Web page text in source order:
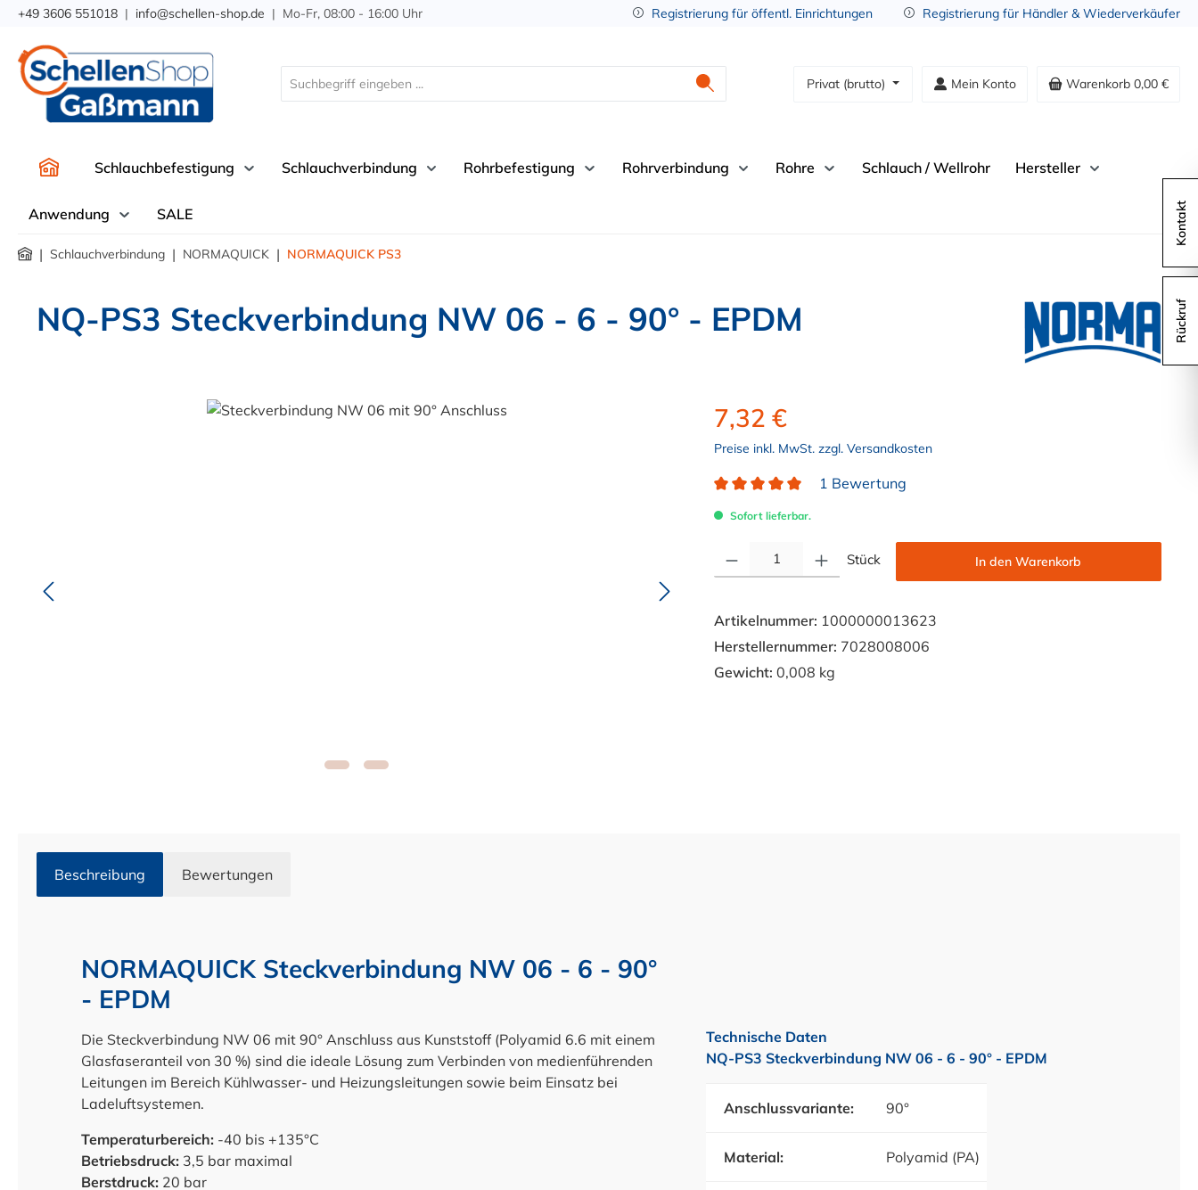
Zur Hauptnavigation springen
+49 3606 551018 | info@schellen-shop.de | Mo-Fr, 08:00 - 16:00 Uhr Registrierung für öffentl. Einrichtungen Registrierung für Händler & Wiederverkäufer
Privat (brutto) Mein Konto Warenkorb 0,00 €
Schlauchbefestigung Schlauchverbindung Rohrbefestigung Rohrverbindung Rohre Schlauch / Wellrohr Hersteller
Anwendung SALE
| Schlauchverbindung | NORMAQUICK | NORMAQUICK PS3
NQ-PS3 Steckverbindung NW 06 - 6 - 90° - EPDM
Bildergalerie überspringen 7,32 €
Preise inkl. MwSt. zzgl. Versandkosten
1 Bewertung
Sofort lieferbar.
Stück In den Warenkorb
Artikelnummer: 1000000013623
Herstellernummer: 7028008006
Gewicht: 0,008 kg
Beschreibung Bewertungen
NORMAQUICK Steckverbindung NW 06 - 6 - 90°
- EPDM
Die Steckverbindung NW 06 mit 90° Anschluss aus Kunststoff (Polyamid 6.6 mit einem
Glasfaseranteil von 30 %) sind die ideale Lösung zum Verbinden von medienführenden
Leitungen im Bereich Kühlwasser- und Heizungsleitungen sowie beim Einsatz bei
Ladeluftsystemen.
Temperaturbereich: -40 bis +135°C
Betriebsdruck: 3,5 bar maximal
Berstdruck: 20 bar
Technische Daten
NQ-PS3 Steckverbindung NW 06 - 6 - 90° - EPDM
Anschlussvariante: 90°
Material: Polyamid (PA)
Kontakt
Rückruf